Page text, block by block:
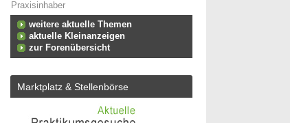
Praxisinhaber
weitere aktuelle Themen
aktuelle Kleinanzeigen
zur Forenübersicht
Marktplatz & Stellenbörse